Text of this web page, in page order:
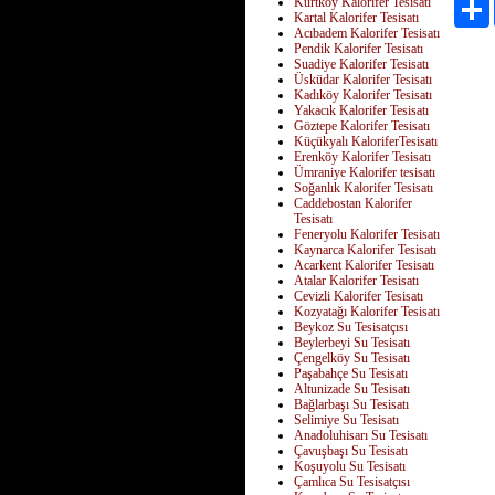
Kartal Kalorifer Tesisatı
Acıbadem Kalorifer Tesisatı
Pendik Kalorifer Tesisatı
Suadiye Kalorifer Tesisatı
Üsküdar Kalorifer Tesisatı
Kadıköy Kalorifer Tesisatı
Yakacık Kalorifer Tesisatı
Göztepe Kalorifer Tesisatı
Küçükyalı KaloriferTesisatı
Erenköy Kalorifer Tesisatı
Ümraniye Kalorifer tesisatı
Soğanlık Kalorifer Tesisatı
Caddebostan Kalorifer
Tesisatı
Feneryolu Kalorifer Tesisatı
Kaynarca Kalorifer Tesisatı
Acarkent Kalorifer Tesisatı
Atalar Kalorifer Tesisatı
Cevizli Kalorifer Tesisatı
Kozyatağı Kalorifer Tesisatı
Beykoz Su Tesisatçısı
Beylerbeyi Su Tesisatı
Çengelköy Su Tesisatı
Paşabahçe Su Tesisatı
Altunizade Su Tesisatı
Bağlarbaşı Su Tesisatı
Selimiye Su Tesisatı
Anadoluhisarı Su Tesisatı
Çavuşbaşı Su Tesisatı
Koşuyolu Su Tesisatı
Çamlıca Su Tesisatçısı